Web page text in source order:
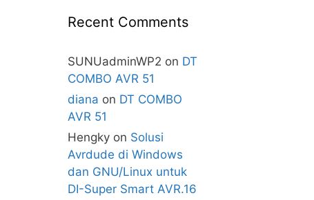
Recent Comments
SUNUadminWP2 on DT
COMBO AVR 51
diana on DT COMBO
AVR 51
Hengky on Solusi
Avrdude di Windows
dan GNU/Linux untuk
DI-Super Smart AVR.16